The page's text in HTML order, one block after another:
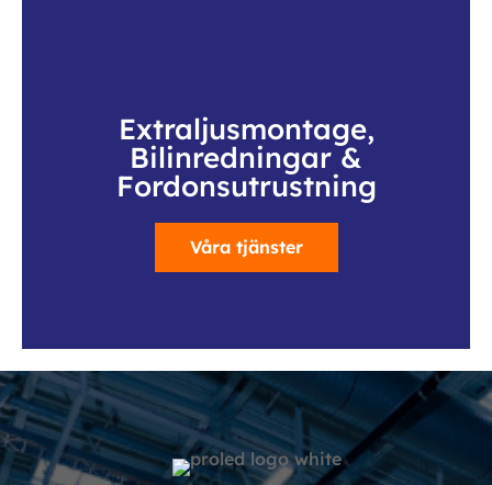
Extraljusmontage,
Bilinredningar &
Fordonsutrustning
Våra tjänster